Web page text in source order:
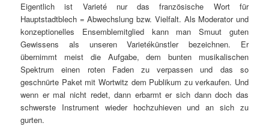
Eigentlich ist Varieté nur das französische Wort für
Hauptstadtblech = Abwechslung bzw. Vielfalt. Als Moderator und
konzeptionelles Ensemblemitglied kann man Smuut guten
Gewissens als unseren Varietékünstler bezeichnen. Er
übernimmt meist die Aufgabe, dem bunten musikalischen
Spektrum einen roten Faden zu verpassen und das so
geschnürte Paket mit Wortwitz dem Publikum zu verkaufen. Und
wenn er mal nicht redet, dann erbarmt er sich dann doch das
schwerste Instrument wieder hochzuhieven und an sich zu
gurten.